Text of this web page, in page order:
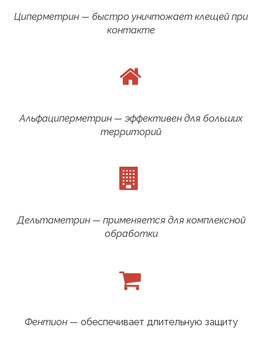
Циперметрин — быстро уничтожает клещей при
контакте
Альфациперметрин — эффективен для больших
территорий
Дельтаметрин — применяется для комплексной
обработки
Фентион— обеспечивает длительную защиту